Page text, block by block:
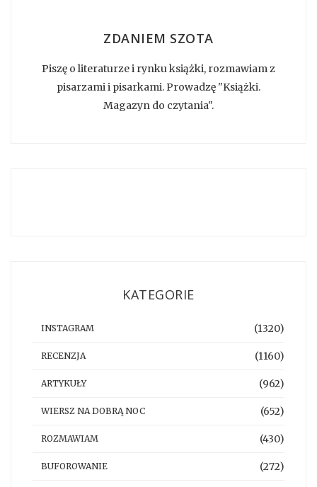
ZDANIEM SZOTA
Piszę o literaturze i rynku książki, rozmawiam z
pisarzami i pisarkami. Prowadzę "Książki.
Magazyn do czytania".
KATEGORIE
INSTAGRAM (1320)
RECENZJA (1160)
ARTYKUŁY (962)
WIERSZ NA DOBRĄ NOC (652)
ROZMAWIAM (430)
BUFOROWANIE (272)